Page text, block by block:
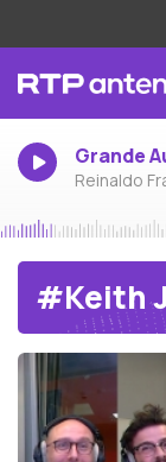
Grande
Reinaldo
#Keith